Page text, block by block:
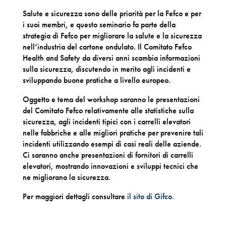
Salute e sicurezza sono delle priorità per la Fefco e per
i suoi membri, e questo seminario fa parte della
strategia di Fefco per migliorare la salute e la sicurezza
nell’industria del cartone ondulato. Il Comitato Fefco
Health and Safety da diversi anni scambia informazioni
sulla sicurezza, discutendo in merito agli incidenti e
sviluppando buone pratiche a livello europeo.
Oggetto e tema del workshop saranno le presentazioni
del Comitato Fefco relativamente alle statistiche sulla
sicurezza, agli incidenti tipici con i carrelli elevatori
nelle fabbriche e alle migliori pratiche per prevenire tali
incidenti utilizzando esempi di casi reali delle aziende.
Ci saranno anche presentazioni di fornitori di carrelli
elevatori, mostrando innovazioni e sviluppi tecnici che
ne migliorano la sicurezza.
Per maggiori dettagli consultare il sito di Gifco.